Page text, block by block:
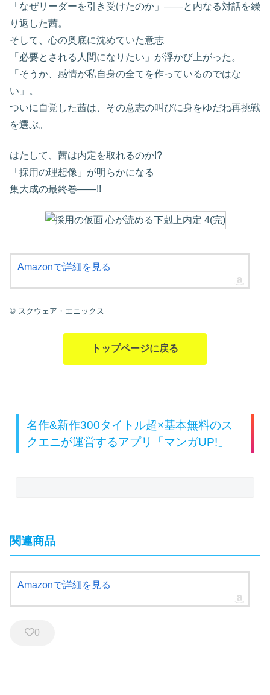
「なぜリーダーを引き受けたのか」――と内なる対話を繰
り返した茜。
そして、心の奥底に沈めていた意志
「必要とされる人間になりたい」が浮かび上がった。
「そうか、感情が私自身の全てを作っているのではな
い」。
ついに自覚した茜は、その意志の叫びに身をゆだね再挑戦
を選ぶ。
はたして、茜は内定を取れるのか!?
「採用の理想像」が明らかになる
集大成の最終巻――!!
Amazonで詳細を見る
© スクウェア・エニックス
トップページに戻る
名作&新作300タイトル超×基本無料のス
クエニが運営するアプリ「マンガUP!」
関連商品
Amazonで詳細を見る
0